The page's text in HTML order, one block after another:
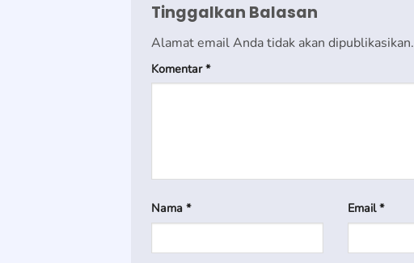
Tinggalkan Balasan
Alamat email Anda tidak akan dipublikasikan.
Komentar*
Nama * Email*